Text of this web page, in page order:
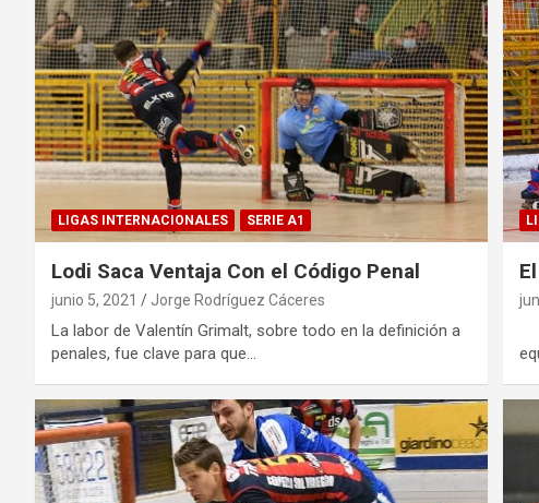
LIGAS INTERNACIONALES SERIE A1
Lodi Saca Ventaja Con el Código Penal
junio 5, 2021 Jorge Rodríguez Cáceres
La labor de Valentín Grimalt, sobre todo en la definición a
penales, fue clave para que…